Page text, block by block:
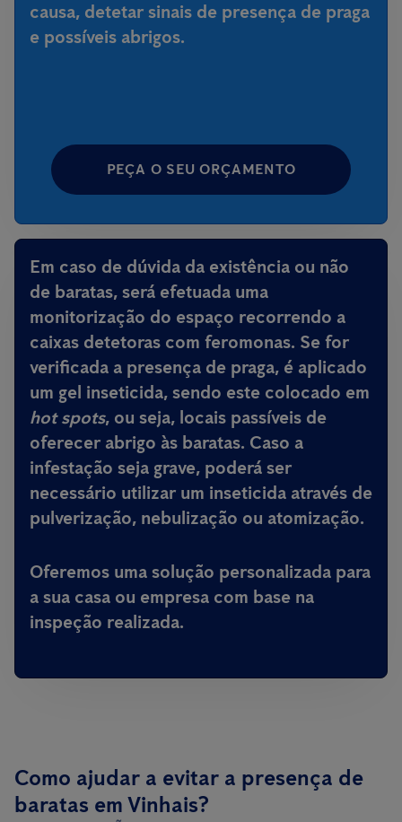
causa, detetar sinais de presença de praga
e possíveis abrigos.
PEÇA O SEU ORÇAMENTO
Em caso de dúvida da existência ou não
de baratas, será efetuada uma
monitorização do espaço recorrendo a
caixas detetoras com feromonas. Se for
verificada a presença de praga, é aplicado
um gel inseticida, sendo este colocado em
hot spots, ou seja, locais passíveis de
oferecer abrigo às baratas. Caso a
infestação seja grave, poderá ser
necessário utilizar um inseticida através de
pulverização, nebulização ou atomização.
Oferemos uma solução personalizada para
a sua casa ou empresa com base na
inspeção realizada.
Como ajudar a evitar a presença de
baratas em Vinhais?